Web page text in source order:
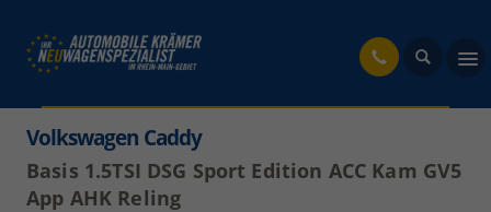
Volkswagen Caddy
Basis 1.5TSI DSG Sport Edition ACC Kam GV5
App AHK Reling